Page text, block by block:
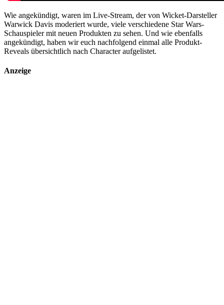
Wie angekündigt, waren im Live-Stream, der von Wicket-Darsteller
Warwick Davis moderiert wurde, viele verschiedene Star Wars-
Schauspieler mit neuen Produkten zu sehen. Und wie ebenfalls
angekündigt, haben wir euch nachfolgend einmal alle Produkt-
Reveals übersichtlich nach Character aufgelistet.
Anzeige